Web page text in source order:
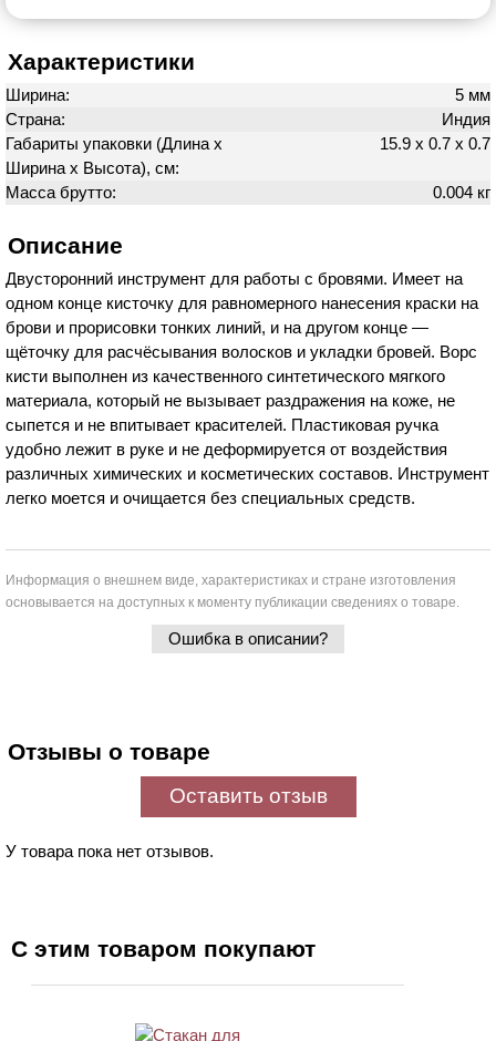
Характеристики
Ширина:
5 мм
Страна:
Индия
Габариты упаковки (Длина х
Ширина х Высота), см:
15.9 х 0.7 х 0.7
Масса брутто: 0.004 кг
Описание
Двусторонний инструмент для работы с бровями. Имеет на
одном конце кисточку для равномерного нанесения краски на
брови и прорисовки тонких линий, и на другом конце —
щёточку для расчёсывания волосков и укладки бровей. Ворс
кисти выполнен из качественного синтетического мягкого
материала, который не вызывает раздражения на коже, не
сыпется и не впитывает красителей. Пластиковая ручка
удобно лежит в руке и не деформируется от воздействия
различных химических и косметических составов. Инструмент
легко моется и очищается без специальных средств.
Информация о внешнем виде, характеристиках и стране изготовления
основывается на доступных к моменту публикации сведениях о товаре.
Ошибка в описании?
Отзывы о товаре
Оставить отзыв
У товара пока нет отзывов.
С этим товаром покупают